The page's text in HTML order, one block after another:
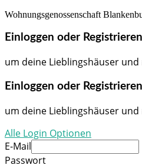
Wohnungsgenossenschaft
Einloggen oder Registrieren
um deine Lieblingshäuser
Einloggen oder Registrieren
um deine Lieblingshäuser
Alle Login Optionen
E-Mail
Passwort